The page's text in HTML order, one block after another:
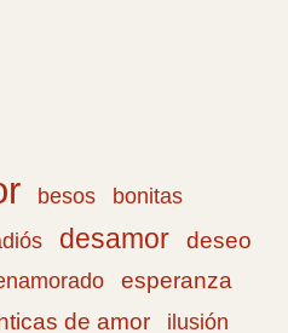
besos
bonitas
desamor deseo
esperanza
de amor
ilusión